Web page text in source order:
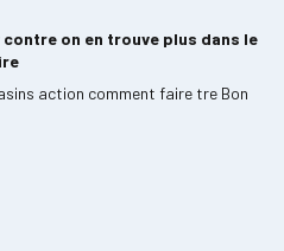
on en trouve plus dans le
action comment faire tre Bon